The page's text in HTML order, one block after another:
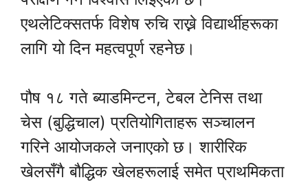
एथलेटिक्सतर्फ विशेष रुचि राख्ने विद्यार्थीहरूका
लागि यो दिन महत्वपूर्ण रहनेछ।
पौष १८ गते ब्याडमिन्टन, टेबल टेनिस तथा
चेस (बुद्धिचाल) प्रतियोगिताहरू सञ्चालन
गरिने आयोजकले जनाएको छ। शारीरिक
खेलसँगै बौद्धिक खेलहरूलाई समेत प्राथमिकता